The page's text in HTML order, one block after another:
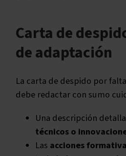
Carta de
de adaptación
La carta de despido por
debe redactar con sumo
Una descripción
técnicos o
Las acciones